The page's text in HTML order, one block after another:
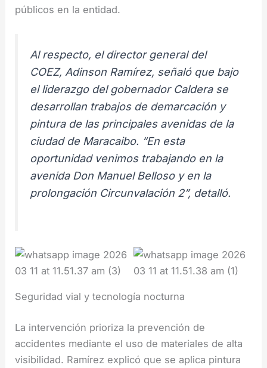
públicos en la entidad.
Al respecto, el director general del
COEZ, Adinson Ramírez, señaló que bajo
el liderazgo del gobernador Caldera se
desarrollan trabajos de demarcación y
pintura de las principales avenidas de la
ciudad de Maracaibo. “En esta
oportunidad venimos trabajando en la
avenida Don Manuel Belloso y en la
prolongación Circunvalación 2”, detalló.
Seguridad vial y tecnología nocturna
La intervención prioriza la prevención de
accidentes mediante el uso de materiales de alta
visibilidad. Ramírez explicó que se aplica pintura